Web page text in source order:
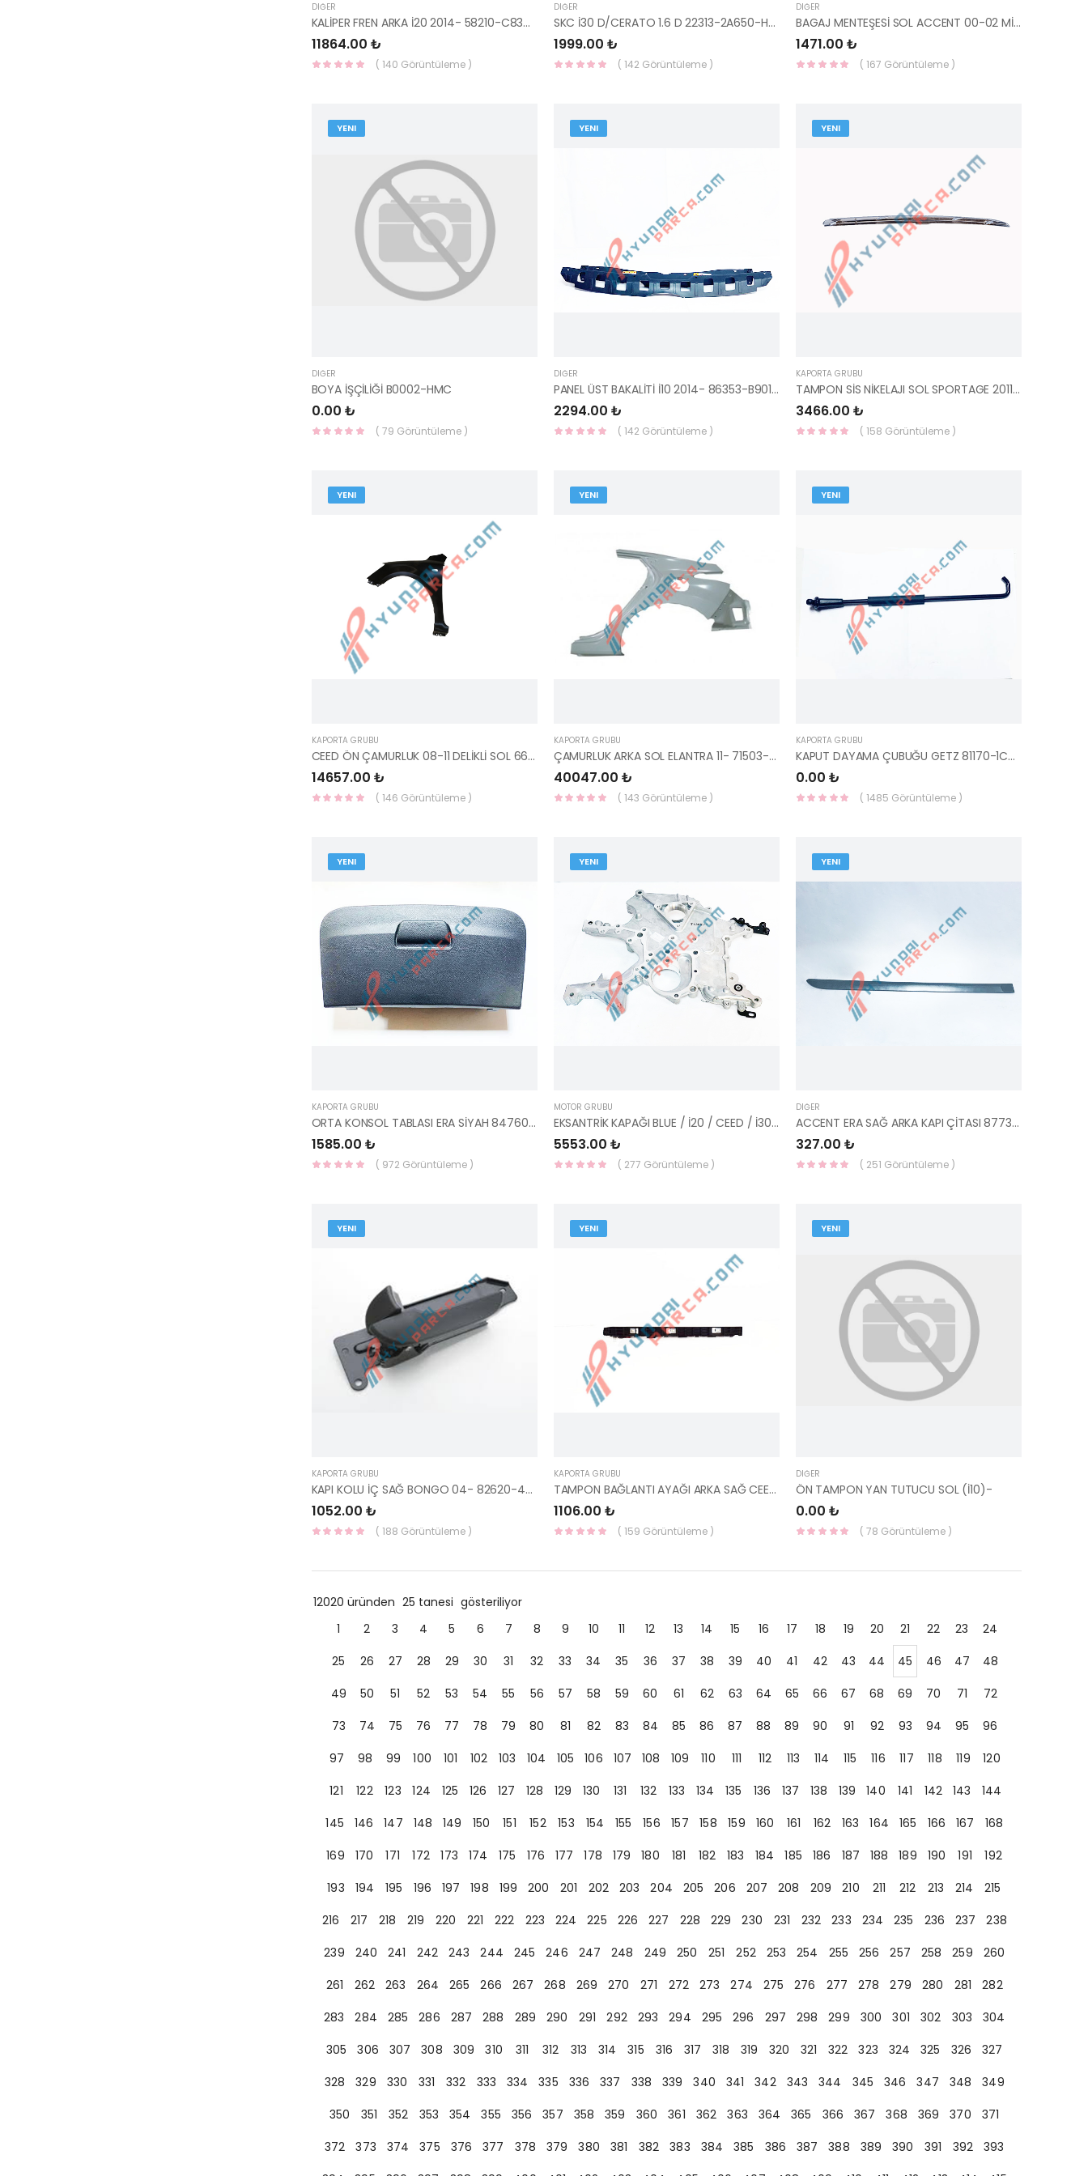
DIĞER
KALİPER FREN ARKA İ20 2014- 58210-C8300-HMC
11864.00 ₺
( 140 Görüntüleme )
DIĞER
SKC İ30 D/CERATO 1.6 D 22313-2A650-HMC
1999.00 ₺
( 142 Görüntüleme )
DIĞER
BAGAJ MENTEŞESİ SOL ACCENT 00-02 MİLENYUM 79210-25000-HMC
1471.00 ₺
( 167 Görüntüleme )
YENI
DIĞER
BOYA İŞÇİLİĞİ B0002-HMC
0.00 ₺
( 79 Görüntüleme )
YENI
DIĞER
PANEL ÜST BAKALİTİ İ10 2014- 86353-B9010-HMC
2294.00 ₺
( 142 Görüntüleme )
YENI
KAPORTA GRUBU
TAMPON SİS NİKELAJI SOL SPORTAGE 2011- 86581-3U010-HMC
3466.00 ₺
( 158 Görüntüleme )
YENI
KAPORTA GRUBU
CEED ÖN ÇAMURLUK 08-11 DELİKLİ SOL 66311-1H010-HMC
14657.00 ₺
( 146 Görüntüleme )
YENI
KAPORTA GRUBU
ÇAMURLUK ARKA SOL ELANTRA 11- 71503-3XC00-HMC
40047.00 ₺
( 143 Görüntüleme )
YENI
KAPORTA GRUBU
KAPUT DAYAMA ÇUBUĞU GETZ 81170-1C000-HMC
0.00 ₺
( 1485 Görüntüleme )
YENI
KAPORTA GRUBU
ORTA KONSOL TABLASI ERA SİYAH 84760-1E300WK-HMC
1585.00 ₺
( 972 Görüntüleme )
YENI
MOTOR GRUBU
EKSANTRİK KAPAĞI BLUE / İ20 / CEED / İ30 DİZEL 21310-2A300-HMC
5553.00 ₺
( 277 Görüntüleme )
YENI
DIĞER
ACCENT ERA SAĞ ARKA KAPI ÇİTASI 87732-1E000-YS
327.00 ₺
( 251 Görüntüleme )
YENI
KAPORTA GRUBU
KAPI KOLU İÇ SAĞ BONGO 04- 82620-4E000-YS
1052.00 ₺
( 188 Görüntüleme )
YENI
KAPORTA GRUBU
TAMPON BAĞLANTI AYAĞI ARKA SAĞ CEED 2012- 86614-A2000-HMC
1106.00 ₺
( 159 Görüntüleme )
YENI
DIĞER
ÖN TAMPON YAN TUTUCU SOL (İ10)-
0.00 ₺
( 78 Görüntüleme )
12020 üründen 25 tanesi gösteriliyor
1
2 3 4 5 6 7 8 9 10 11 12 13 14 15 16 17 18 19 20 21 22 23
24
25
26 27 28 29 30 31 32 33 34 35 36 37 38 39 40 41 42 43 44 45 46 47
48
49
50 51 52 53 54 55 56 57 58 59 60 61 62 63 64 65 66 67 68 69 70 71
72
73
74 75 76 77 78 79 80 81 82 83 84 85 86 87 88 89 90 91 92 93 94 95
96
97
98 99 100 101 102 103 104 105 106 107 108 109 110 111 112 113 114 115 116 117 118 119
120
121
122 123 124 125 126 127 128 129 130 131 132 133 134 135 136 137 138 139 140 141 142 143
144
145
146 147 148 149 150 151 152 153 154 155 156 157 158 159 160 161 162 163 164 165 166 167
168
169
170 171 172 173 174 175 176 177 178 179 180 181 182 183 184 185 186 187 188 189 190 191
192
193
194 195 196 197 198 199 200 201 202 203 204 205 206 207 208 209 210 211 212 213 214
215
216
217 218 219 220 221 222 223 224 225 226 227 228 229 230 231 232 233 234 235 236 237
238
239
240 241 242 243 244 245 246 247 248 249 250 251 252 253 254 255 256 257 258 259
260
261
262 263 264 265 266 267 268 269 270 271 272 273 274 275 276 277 278 279 280 281
282
283
284 285 286 287 288 289 290 291 292 293 294 295 296 297 298 299 300 301 302 303
304
305
306 307 308 309 310 311 312 313 314 315 316 317 318 319 320 321 322 323 324 325 326
327
328
329 330 331 332 333 334 335 336 337 338 339 340 341 342 343 344 345 346 347 348
349
350
351 352 353 354 355 356 357 358 359 360 361 362 363 364 365 366 367 368 369 370
371
372
373 374 375 376 377 378 379 380 381 382 383 384 385 386 387 388 389 390 391 392
393